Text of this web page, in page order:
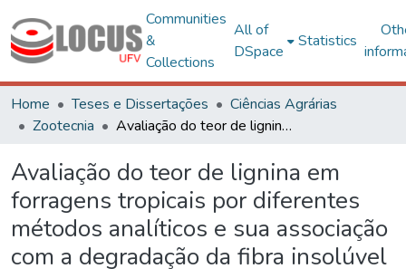
Communities
&
Collections
All of
DSpace
Statistics
Home Teses e Dissertações
Ciências Agrárias
Zootecnia
Avaliação do teor de lignina em forragens tropicais por diferentes métodos analíticos e sua associação com a degradação da fibra insolúvel
Avaliação do teor de lignina em
forragens tropicais por diferentes
métodos analíticos e sua associação
com a degradação da fibra insolúvel